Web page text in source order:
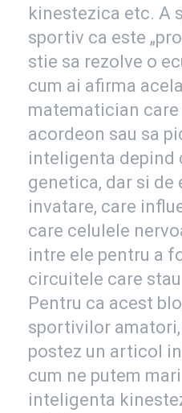
kinestezica etc. A
sportiv ca este
stie sa rezolve o
cum ai afirma
matematician
acordeon sau sa
inteligenta depind
genetica, dar si de
invatare, care
care celulele
intre ele pentru a
circuitele care
Pentru ca acest
sportivilor
postez un articol
cum ne putem mari
inteligenta